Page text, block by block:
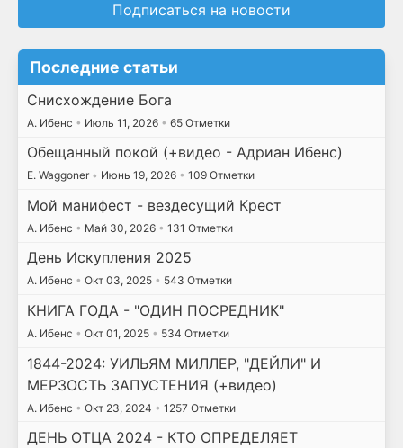
Подписаться на новости
Последние статьи
Снисхождение Бога
А. Ибенс • Июль 11, 2026 • 65 Отметки
Обещанный покой (+видео - Адриан Ибенс)
E. Waggoner • Июнь 19, 2026 • 109 Отметки
Мой манифест - вездесущий Крест
А. Ибенс • Май 30, 2026 • 131 Отметки
День Искупления 2025
А. Ибенс • Окт 03, 2025 • 543 Отметки
КНИГА ГОДА - "ОДИН ПОСРЕДНИК"
А. Ибенс • Окт 01, 2025 • 534 Отметки
1844-2024: УИЛЬЯМ МИЛЛЕР, "ДЕЙЛИ" И
МЕРЗОСТЬ ЗАПУСТЕНИЯ (+видео)
А. Ибенс • Окт 23, 2024 • 1257 Отметки
ДЕНЬ ОТЦА 2024 - КТО ОПРЕДЕЛЯЕТ